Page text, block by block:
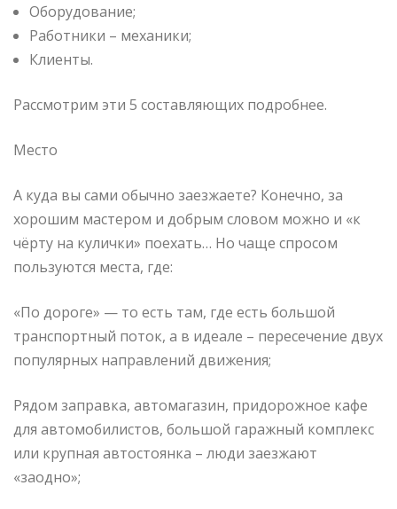
Оборудование;
Работники – механики;
Клиенты.
Рассмотрим эти 5 составляющих подробнее.
Место
А куда вы сами обычно заезжаете? Конечно, за
хорошим мастером и добрым словом можно и «к
чёрту на кулички» поехать… Но чаще спросом
пользуются места, где:
«По дороге» — то есть там, где есть большой
транспортный поток, а в идеале – пересечение двух
популярных направлений движения;
Рядом заправка, автомагазин, придорожное кафе
для автомобилистов, большой гаражный комплекс
или крупная автостоянка – люди заезжают
«заодно»;